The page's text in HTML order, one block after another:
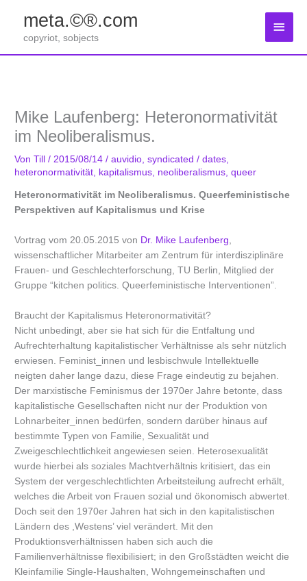
springen
meta.©®.com
copyriot, sobjects
Mike Laufenberg: Heteronormativität
im Neoliberalismus.
VonTill/ 2015/08/14/auvidio ,syndicated /dates
heteronormativität kapitalismus neoliberalismus ,queer
Heteronormativität im Neoliberalismus. Queerfeministische
Perspektiven auf Kapitalismus und Krise
Vortrag vom 20.05.2015 von Dr. Mike Laufenberg,
wissenschaftlicher Mitarbeiter am Zentrum für interdisziplinäre
Frauen- und Geschlechterforschung, TU Berlin, Mitglied der
Gruppe “kitchen politics. Queerfeministische Interventionen”.
Braucht der Kapitalismus Heteronormativität?
Nicht unbedingt, aber sie hat sich für die Entfaltung und
Aufrechterhaltung kapitalistischer Verhältnisse als sehr nützlich
erwiesen. Feminist_innen und lesbischwule Intellektuelle
neigten daher lange dazu, diese Frage eindeutig zu bejahen.
Der marxistische Feminismus der 1970er Jahre betonte, dass
kapitalistische Gesellschaften nicht nur der Produktion von
Lohnarbeiter_innen bedürfen, sondern darüber hinaus auf
bestimmte Typen von Familie, Sexualität und
Zweigeschlechtlichkeit angewiesen seien. Heterosexualität
wurde hierbei als soziales Machtverhältnis kritisiert, das ein
System der vergeschlechtlichten Arbeitsteilung aufrecht erhält,
welches die Arbeit von Frauen sozial und ökonomisch abwertet.
Doch seit den 1970er Jahren hat sich in den kapitalistischen
Ländern des ,Westens’ viel verändert. Mit den
Produktionsverhältnissen haben sich auch die
Familienverhältnisse flexibilisiert; in den Großstädten weicht die
Kleinfamilie Single-Haushalten, Wohngemeinschaften und